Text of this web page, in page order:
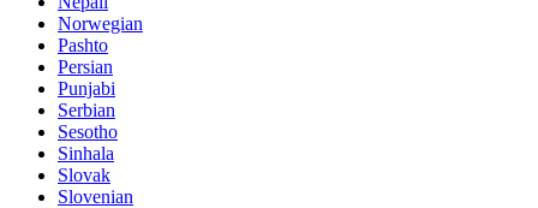
Norwegian
Pashto
Persian
Punjabi
Serbian
Sesotho
Sinhala
Slovak
Slovenian